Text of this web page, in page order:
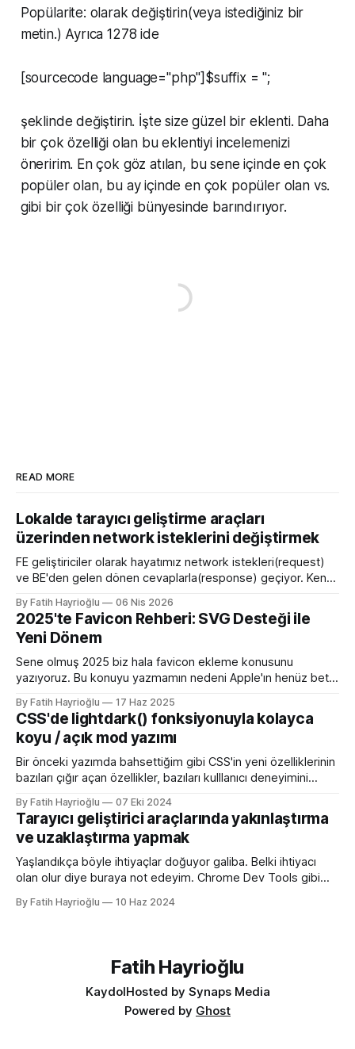
Popülarite: olarak değiştirin(veya istediğiniz bir
metin.) Ayrıca 1278 ide
[sourcecode language="php"]$suffix = '';
şeklinde değiştirin. İşte size güzel bir eklenti. Daha
bir çok özelliği olan bu eklentiyi incelemenizi
öneririm. En çok göz atılan, bu sene içinde en çok
popüler olan, bu ay içinde en çok popüler olan vs.
gibi bir çok özelliği bünyesinde barındırıyor.
READ MORE
Lokalde tarayıcı geliştirme araçları
üzerinden network isteklerini değiştirmek
FE geliştiriciler olarak hayatımız network istekleri(request)
ve BE'den gelen dönen cevaplarla(response) geçiyor. Kendi
olduğunda mock server kurmak veya çeşitli kütüphanelerle
bu işi yapıyordum. Mock işini tarayıcı üzerinden yapmaya
başlayalı çok rahatladım. Süper kolaylık sağlayan bir özellik.
Genel kullanım alanları * BE
By Fatih Hayrioğlu 06 Nis 2026
2025'te Favicon Rehberi: SVG Desteği ile
Yeni Dönem
Sene olmuş 2025 biz hala favicon ekleme konusunu
yazıyoruz. Bu konuyu yazmamın nedeni Apple'ın henüz beta
oluşu. Bu vesileyle bilgileri tazelemekte fayda var. favicon,
web sitelerinin tarayıcının sayfa, sekme ve yerimi kısmında
gösterilen küçük simgelerdir. Aslında favori ikon dosyaları
By Fatih Hayrioğlu 17 Haz 2025
CSS'de lightdark() fonksiyonuyla kolayca
koyu / açık mod yazımı
Bir önceki yazımda bahsettiğim gibi CSS'in yeni özelliklerinin
bazıları çığır açan özellikler, bazıları kulllanıcı deneyimini
fonksiyonu gibi yazım kolaylığı sağlayan özellikler. lightdark()
fonksiyonu mevcut uyumlu web yazımındaki büyük sorun
olan aşağıdaki kullanımı daha anlaşılır ve düzenli hale
getirmeye yarıyor. :root { color-scheme:
By Fatih Hayrioğlu 07 Eki 2024
Tarayıcı geliştirici araçlarında yakınlaştırma
ve uzaklaştırma yapmak
Yaşlandıkça böyle ihtiyaçlar doğuyor galiba. Belki ihtiyacı
olan olur diye buraya not edeyim. Chrome Dev Tools gibi
küçük mesela :) Yazı boyutlarını büyütmek için Cmd + + and
By Fatih Hayrioğlu 10 Haz 2024
Fatih Hayrioğlu
KaydolHosted by Synaps Media
Powered by Ghost